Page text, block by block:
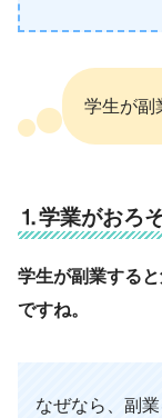
学生が副
⒈学業がおろ
学生が副業する
ですね。
なぜなら、副